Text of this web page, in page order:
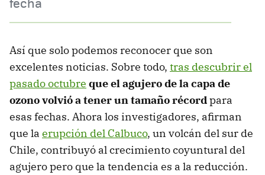
Así que solo podemos reconocer que son
excelentes noticias. Sobre todo, tras descubrir el
pasado octubre que el agujero de la capa de
ozono volvió a tener un tamaño récordpara
esas fechas. Ahora los investigadores, afirman
que la erupción del Calbuco, un volcán del sur de
Chile, contribuyó al crecimiento coyuntural del
agujero pero que la tendencia es a la reducción.